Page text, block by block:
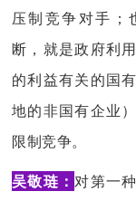
压制竞争对手；
断，就是政府利
的利益有关的国
地的非国有企业
限制竞争。
吴敬琏：对第一